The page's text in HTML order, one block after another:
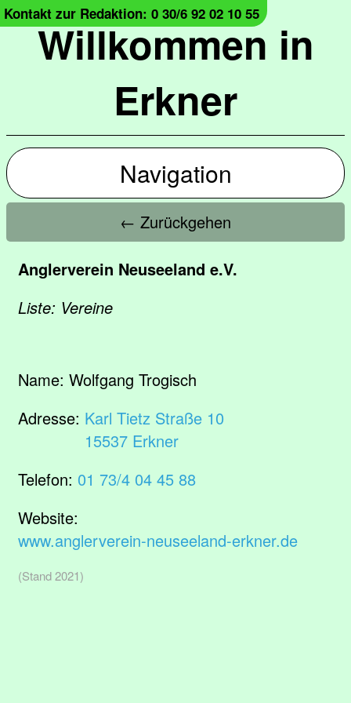
Willkommen in
Erkner
Kontakt zur Redaktion: 0 30/6 92 02 10 55
Navigation
← Zurückgehen
Anglerverein Neuseeland e.V.
Liste: Vereine
Name: Wolfgang Trogisch
Adresse: Karl Tietz Straße 10
15537 Erkner
Telefon: 01 73/4 04 45 88
Website:
www.anglerverein-neuseeland-erkner.de
(Stand 2021)